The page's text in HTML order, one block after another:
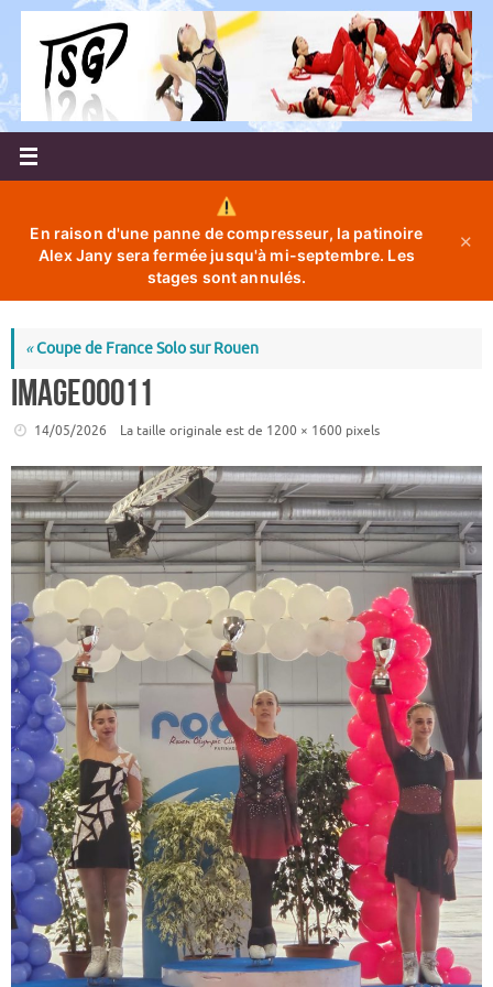
Passer
contenu
En raison d'une panne de compresseur, la patinoire
Alex Jany sera fermée jusqu'à mi-septembre. Les
stages sont annulés.
✕
«Coupe de France Solo sur Rouen
image00011
14/05/2026 La taille originale est de 1200 × 1600 pixels